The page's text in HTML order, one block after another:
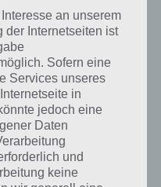
an unserem
der Internetseiten ist
Sofern eine
Services unseres
in
jedoch eine
Daten
und
keine